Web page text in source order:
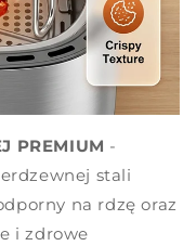
PREMIUM -
stali
na rdzę oraz
i zdrowe